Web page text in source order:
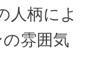
人柄によ
雰囲気